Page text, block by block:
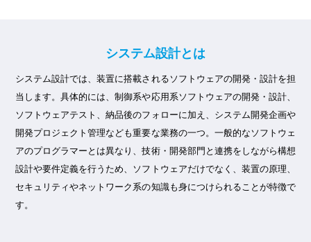
システム設計とは
システム設計では、装置に搭載されるソフトウェアの開発・設計を担
当します。具体的には、制御系や応用系ソフトウェアの開発・設計、
ソフトウェアテスト、納品後のフォローに加え、システム開発企画や
開発プロジェクト管理なども重要な業務の一つ。一般的なソフトウェ
アのプログラマーとは異なり、技術・開発部門と連携をしながら構想
設計や要件定義を行うため、ソフトウェアだけでなく、装置の原理、
セキュリティやネットワーク系の知識も身につけられることが特徴で
す。